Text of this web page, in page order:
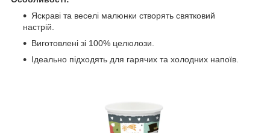
Яскраві та веселі малюнки створять святковий
настрій.
Виготовлені зі 100% целюлози.
Ідеально підходять для гарячих та холодних напоїв.